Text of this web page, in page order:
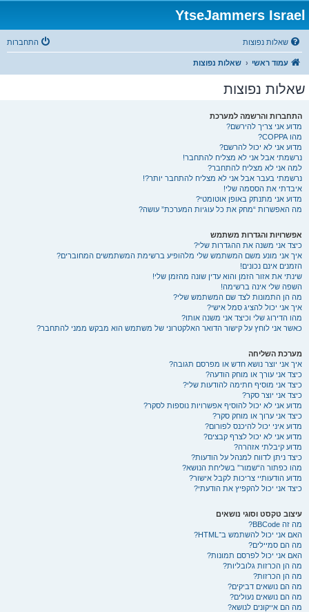
YtseJammers Israel
שאלות נפוצות התחברות
עמוד ראשי שאלות נפוצות
שאלות נפוצות
התחברות והרשמה למערכת
מדוע אני צריך להירשם?
מהו COPPA?
מדוע אני לא יכול להרשם?
נרשמתי אבל אני לא מצליח להתחבר!
למה אני לא מצליח להתחבר?
נרשמתי בעבר אבל אני לא מצליח להתחבר יותר?!
איבדתי את הססמה שלי!
מדוע אני מתנתק באופן אוטומטי?
מה האפשרות “מחק את כל עוגיות המערכת” עושה?
אפשרויות והגדרות משתמש
כיצד אני משנה את ההגדרות שלי?
איך אני מונע משם המשתמש שלי מלהופיע ברשימת המשתמשים המחוברים?
הזמנים אינם נכונים!
שינתי את אזור הזמן והוא עדין שונה מהזמן שלי!
השפה שלי אינה ברשימה!
מה הן התמונות לצד שם המשתמש שלי?
איך אני יכול להציג סמל אישי?
מהו הדירוג שלי וכיצד אני משנה אותו?
כאשר אני לוחץ על קישור הדואר האלקטרוני של משתמש הוא מבקש ממני להתחבר?
מערכת השליחה
איך אני יוצר נושא חדש או מפרסם תגובה?
כיצד אני עורך או מוחק הודעה?
כיצד אני מוסיף חתימה להודעות שלי?
כיצד אני יוצר סקר?
מדוע אני לא יכול להוסיף אפשרויות נוספות לסקר?
כיצד אני ערוך או מוחק סקר?
מדוע איני יכול להיכנס לפורום?
מדוע אני לא יכול לצרף קבצים?
מדוע קיבלתי אזהרה?
כיצד ניתן לדווח למנהל על הודעות?
מהו כפתור ה“שמור” בשליחת הנושא?
מדוע הודעותיי צריכות לקבל אישור?
כיצד אני יכול להקפיץ את הודעתי?
עיצוב טקסט וסוגי נושאים
מה זה BBCode?
האם אני יכול להשתמש ב־HTML?
מה הם סמיילים?
האם אני יכול לפרסם תמונות?
מה הן הכרזות גלובליות?
מה הן הכרזות?
מה הם נושאים דביקים?
מה הם נושאים נעולים?
מה הם אייקונים לנושא?